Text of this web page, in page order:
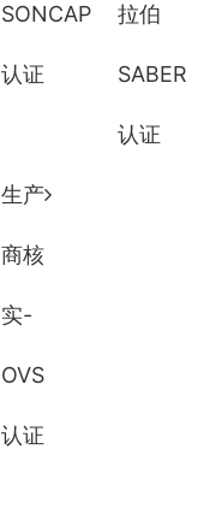
SONCAP
认证
拉伯
SABER
认证
生产
商核
实-
OVS
认证